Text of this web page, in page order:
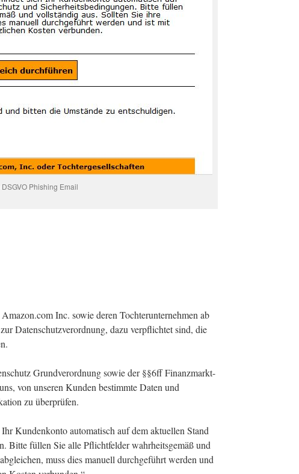
Phishing Email
Inc. sowie deren Tochterunternehmen ab
Datenschutzverordnung, dazu verpflichtet sind, die
Grundverordnung sowie der §§6ff Finanzmarkt-
von unseren Kunden bestimmte Daten und
zu überprüfen.
Kundenkonto automatisch auf dem aktuellen Stand
Bitte füllen Sie alle Pflichtfelder wahrheitsgemäß und
muss dies manuell durchgeführt werden und